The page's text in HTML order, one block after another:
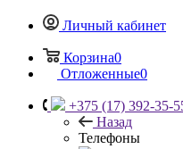
Личный кабинет
Корзина0
Отложенные0
+375 (17) 392-35-
Назад
Телефоны